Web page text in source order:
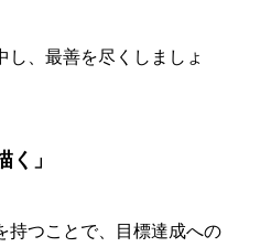
し、最善を尽くしましょ
」
持つことで、目標達成への